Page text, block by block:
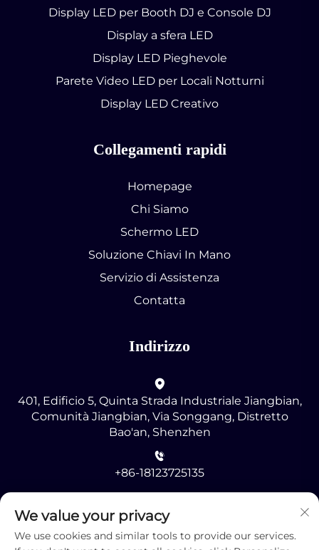
Display LED per Booth DJ e Console DJ
Display a sfera LED
Display LED Pieghevole
Parete Video LED per Locali Notturni
Display LED Creativo
Collegamenti rapidi
Homepage
Chi Siamo
Schermo LED
Soluzione Chiavi In Mano
Servizio di Assistenza
Contatta
Indirizzo
401, Edificio 5, Quinta Strada Industriale Jiangbian,
Comunità Jiangbian, Via Songgang, Distretto
Bao'an, Shenzhen
+86-18123725135
[email protected]
We value your privacy
We use cookies and similar tools to provide our services.